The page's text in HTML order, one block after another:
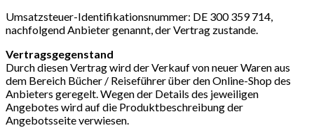
Umsatzsteuer-Identifikationsnummer: DE 300 359 714,
nachfolgend Anbieter genannt, der Vertrag zustande.
Vertragsgegenstand
Durch diesen Vertrag wird der Verkauf von neuer Waren aus
dem Bereich Bücher / Reiseführer über den Online-Shop des
Anbieters geregelt. Wegen der Details des jeweiligen
Angebotes wird auf die Produktbeschreibung der
Angebotsseite verwiesen.